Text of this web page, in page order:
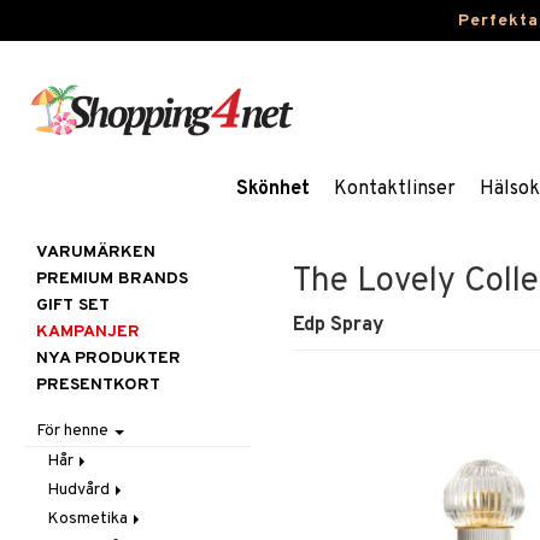
Skönhet Kontaktlinser
The Lovely
Edp Spray
VARUMÄRKEN
PREMIUM BRANDS
GIFT SET
KAMPANJER
NYA PRODUKTER
PRESENTKORT
För henne
Hår
Accessoarer
Balsam
Hudvård
Ansiktscremer
Kosmetika